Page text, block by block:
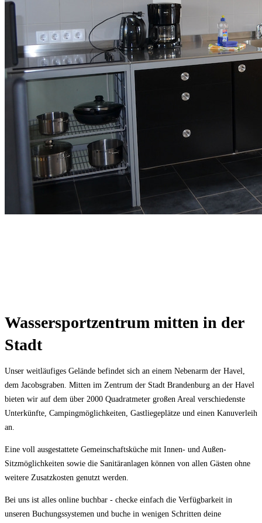
Wassersportzentrum mitten in der
Stadt
Unser weitläufiges Gelände befindet sich an einem Nebenarm der Havel,
dem Jacobsgraben. Mitten im Zentrum der Stadt Brandenburg an der Havel
bieten wir auf dem über 2000 Quadratmeter großen Areal verschiedenste
Unterkünfte, Campingmöglichkeiten, Gastliegeplätze und einen Kanuverleih
an.
Eine voll ausgestattete Gemeinschaftsküche mit Innen- und Außen-
Sitzmöglichkeiten sowie die Sanitäranlagen können von allen Gästen ohne
weitere Zusatzkosten genutzt werden.
Bei uns ist alles online buchbar - checke einfach die Verfügbarkeit in
unseren Buchungssystemen und buche in wenigen Schritten deine